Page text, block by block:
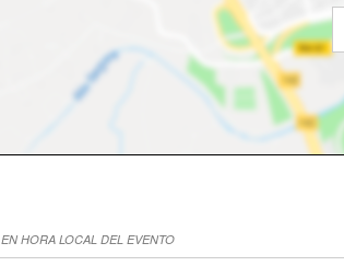
EN HORA LOCAL DEL EVENTO